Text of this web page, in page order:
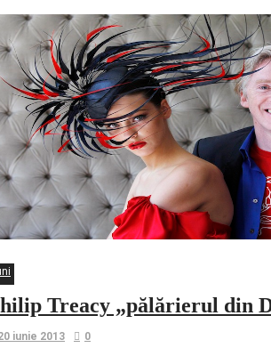
Treacy „pălărierul din
iunie 2013 0